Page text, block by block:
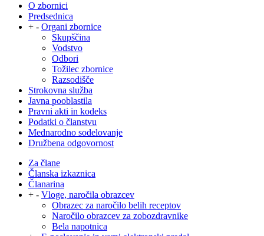
O zbornici
Predsednica
+ - Organi zbornice
Skupščina
Vodstvo
Odbori
Tožilec zbornice
Razsodišče
Strokovna služba
Javna pooblastila
Pravni akti in kodeks
Podatki o članstvu
Mednarodno sodelovanje
Družbena odgovornost
Za člane
Članska izkaznica
Članarina
+ - Vloge, naročila obrazcev
Obrazec za naročilo belih receptov
Naročilo obrazcev za zobozdravnike
Bela napotnica